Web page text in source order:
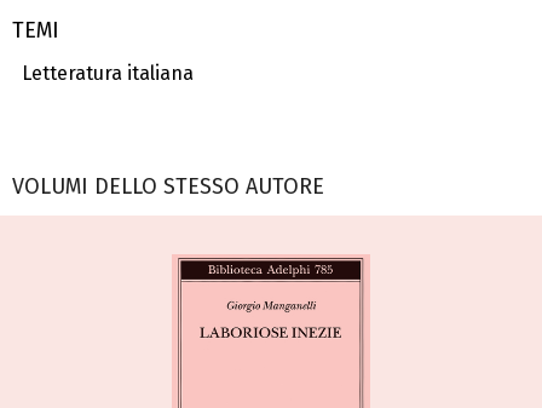
TEMI
Letteratura italiana
VOLUMI DELLO STESSO AUTORE